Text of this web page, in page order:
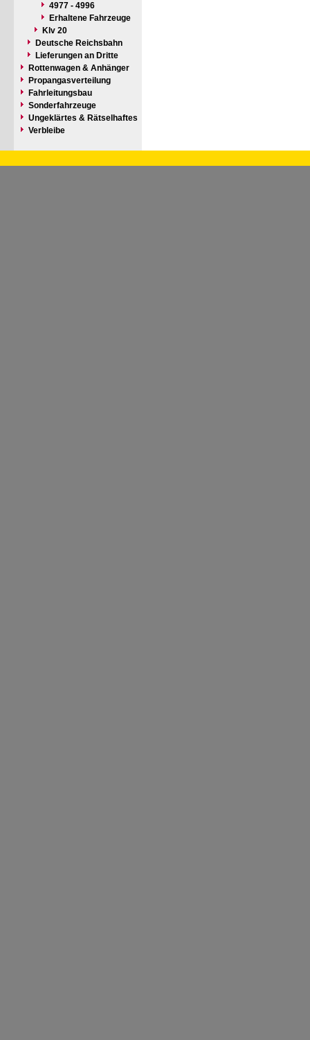
4977 - 4996
Erhaltene Fahrzeuge
Klv 20
Deutsche Reichsbahn
Lieferungen an Dritte
Rottenwagen & Anhänger
Propangasverteilung
Fahrleitungsbau
Sonderfahrzeuge
Ungeklärtes & Rätselhaftes
Verbleibe